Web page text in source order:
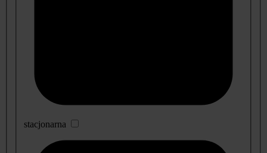
stacjonarna